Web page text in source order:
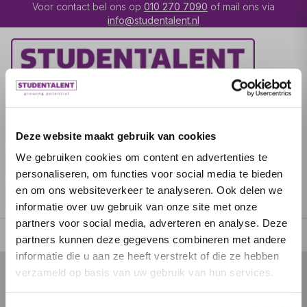
Deze website maakt gebruik van cookies
We gebruiken cookies om content en advertenties te
personaliseren, om functies voor social media te bieden
en om ons websiteverkeer te analyseren. Ook delen we
informatie over uw gebruik van onze site met onze
partners voor social media, adverteren en analyse. Deze
partners kunnen deze gegevens combineren met andere
informatie die u aan ze heeft verstrekt of die ze hebben
verzameld op basis van uw gebruik van hun services.
Voor contact bel ons op 010 270 7090 of mail ons via
info@studentalent.nl
UITZENDKRACHT
IK BEN WERKGEVER OVER STUDENTALENT
SPECIALISATIES